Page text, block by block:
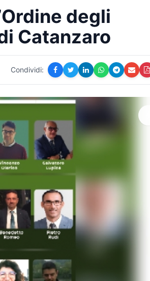
degli
Catanzaro
Condividi: